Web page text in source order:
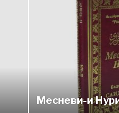
Месневи-и